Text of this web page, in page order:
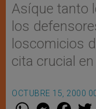
Asíque tanto
los
loscomicios
cita crucial
OCTUBRE 15, 2000
W M F